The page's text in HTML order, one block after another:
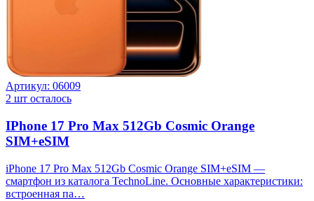
Артикул: 06009
2 шт осталось
IPhone 17 Pro Max 512Gb Cosmic Orange
SIM+eSIM
iPhone 17 Pro Max 512Gb Cosmic Orange SIM+eSIM —
смартфон из каталога TechnoLine. Основные характеристики:
встроенная па…